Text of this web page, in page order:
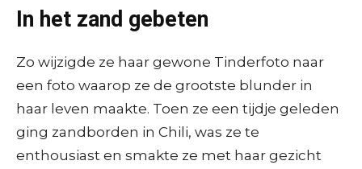
In het zand gebeten
Zo wijzigde ze haar gewone Tinderfoto naar
een foto waarop ze de grootste blunder in
haar leven maakte. Toen ze een tijdje geleden
ging zandborden in Chili, was ze te
enthousiast en smakte ze met haar gezicht